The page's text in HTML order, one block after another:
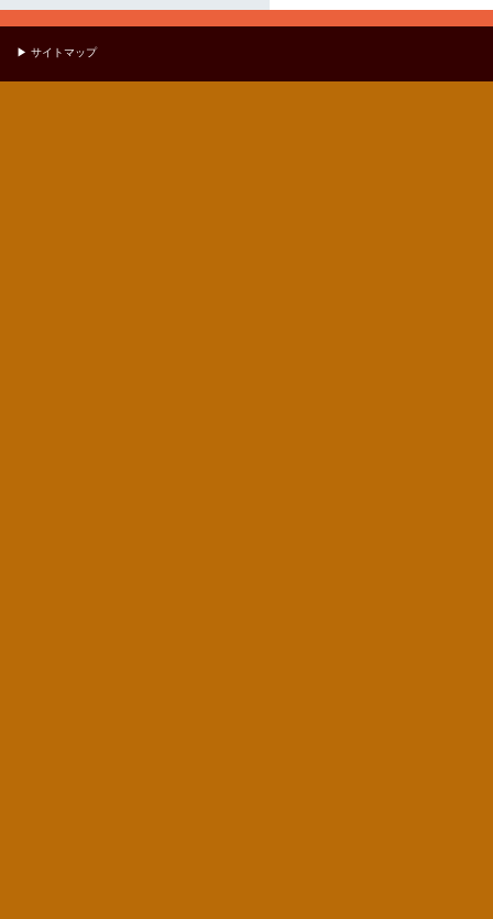
▶ サイトマップ